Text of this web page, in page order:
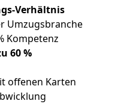
Verhältnis
Umzugsbranche
Kompetenz
60 %
offenen Karten